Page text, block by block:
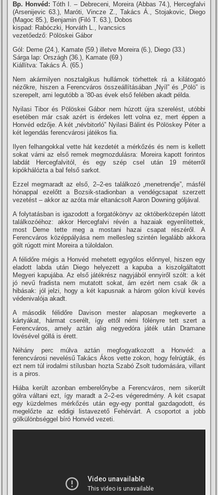
Bp. Honvéd:Tóth I. – Debreceni, Moreira (Abbas 74.), Hercegfalvi
(Arsenijevic 63.), Maróti, Vincze Z., Takács Á., Stojakovic, Diego
(Magoc 85.), Benjamin (Filó T. 63.), Dobos
kispad: Rabóczki, Horváth L., Ivancsics
vezetőedző: Pölöskei Gábor
Gól: Deme (24.), Kamate (59.) illetve Moreira (6.), Diego (33.)
Sárga lap: Országh (36.), Kamate (69.)
Kiállí­tva: Takács Á. (65.)
Nem akármilyen nosztalgikus hullámok törhettek rá a kilátogató
nézőkre, hiszen a Ferencváros összeállí­tásában „Nyí­l” és „Pölö” is
szerepelt, ami legutóbb a ’80-as évek első felében akadt példa.
Nyilasi Tibor és Pölöskei Gábor nem húzott újra szerelést, utóbbi
esetében már csak azért is érdekes lett volna ez, mert éppen a
Honvéd edzője. A két „névbitorló” Nyilasi Bálint és Pölöskey Péter a
két legendás ferencvárosi játékos fia.
Ilyen felhangokkal vette hát kezdetét a mérkőzés és nem is kellett
sokat várni az első remek megmozdulásra: Moreira kapott forintos
labdát Hercegfalvitól, és egy szép csel után 19 méterről
kipókhálózta a bal felső sarkot.
Ezzel megmaradt az első, 2–2-es találkozó „menetrendje”, másfél
hónappal ezelőtt a Bozsik-stadionban a vendégcsapat szerzett
vezetést – akkor az azóta már eltanácsolt Aaron Downing góljával.
A folytatásban is igazodott a forgatókönyv az októberközepén látott
találkozóéhoz: akkor Hercegfalvi révén a hazaiak egyenlí­tettek,
most Deme tette meg a mostani hazai csapat részéről. A
Ferencváros középpályása nem mellesleg szintén legalább akkora
gólt rúgott mint Moreira a túloldalon.
A félidőre mégis a Honvéd mehetett egygólos előnnyel, hiszen egy
eladott labda után Diego helyezett a kapuba a kiszolgáltatott
Megyeri kapujába. Az első játékrész nagyjából ennyiről szólt: a két
jó nevű fradista nem mutatott sokat, ám ezért nem csak ők a
hibásak: jól jelzi, hogy a két kapusnak a három gólon kí­vül kevés
védenivalója akadt.
A második félidőre Davison mester alaposan megkeverte a
kártyákat, hármat cserélt, í­gy ettől némi fölényre tett szert a
Ferencváros, amely aztán alig negyedóra játék után Dramane
lövésével góllá is érett.
Néhány perc múlva aztán megfogyatkozott a Honvéd: a
ferencvárosi nevelésű Takács Ákos vette zokon, hogy felrúgták, és
ezt nem túl irodalmi stí­lusban hozta Szabó Zsolt tudomására, villant
is a piros.
Hiába került azonban emberelőnybe a Ferencváros, nem sikerült
gólra váltani ezt, í­gy maradt a 2–2-es végeredmény. A két csapat
egy küzdelmes mérkőzés után egy-egy ponttal gazdagodott, és
megelőzte az eddigi listavezető Fehérvárt. A csoportot a jobb
gólkülönbséggel bí­ró Honvéd vezeti.